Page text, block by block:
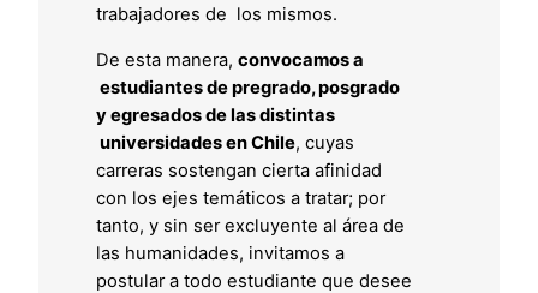
trabajadores de los mismos.
De esta manera, convocamos a
estudiantes de pregrado, posgrado
y egresados de las distintas
universidades en Chile, cuyas
carreras sostengan cierta afinidad
con los ejes temáticos a tratar; por
tanto, y sin ser excluyente al área de
las humanidades, invitamos a
postular a todo estudiante que desee